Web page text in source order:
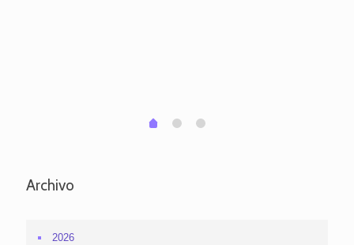
0 1 2
Archivo
2026